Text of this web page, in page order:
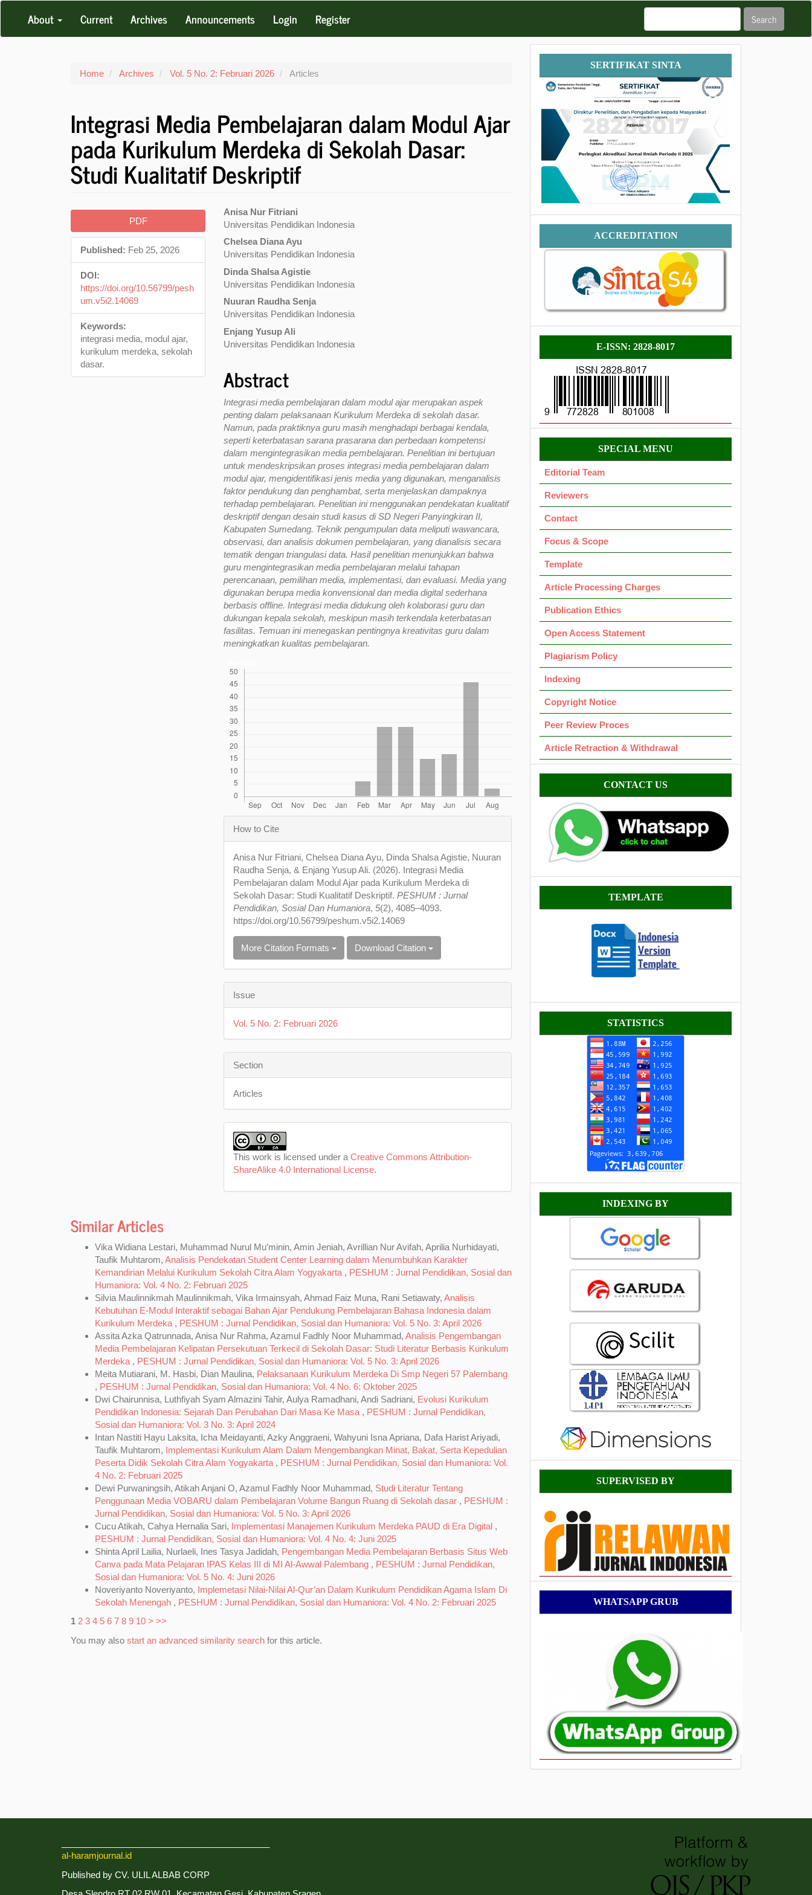
Navigation
About Current Archives Announcements Login Register Search
Home Archives Vol. 5 No. 2: Februari 2026 Articles
Integrasi Media Pembelajaran dalam Modul Ajar
pada Kurikulum Merdeka di Sekolah Dasar:
Studi Kualitatif Deskriptif
Article
Sidebar PDF
Published: Feb 25, 2026
DOI:
https://doi.org/10.56799/pesh
um.v5i2.14069
Keywords:
integrasi media, modul ajar,
kurikulum merdeka, sekolah
dasar.
Main
Article
Content
Anisa Nur Fitriani
Universitas Pendidikan Indonesia
Chelsea Diana Ayu
Universitas Pendidikan Indonesia
Dinda Shalsa Agistie
Universitas Pendidikan Indonesia
Nuuran Raudha Senja
Universitas Pendidikan Indonesia
Enjang Yusup Ali
Universitas Pendidikan Indonesia
Abstract
Integrasi media pembelajaran dalam modul ajar merupakan aspek
penting dalam pelaksanaan Kurikulum Merdeka di sekolah dasar.
Namun, pada praktiknya guru masih menghadapi berbagai kendala,
seperti keterbatasan sarana prasarana dan perbedaan kompetensi
dalam mengintegrasikan media pembelajaran. Penelitian ini bertujuan
untuk mendeskripsikan proses integrasi media pembelajaran dalam
modul ajar, mengidentifikasi jenis media yang digunakan, menganalisis
faktor pendukung dan penghambat, serta menjelaskan dampaknya
terhadap pembelajaran. Penelitian ini menggunakan pendekatan kualitatif
deskriptif dengan desain studi kasus di SD Negeri Panyingkiran II,
Kabupaten Sumedang. Teknik pengumpulan data meliputi wawancara,
observasi, dan analisis dokumen pembelajaran, yang dianalisis secara
tematik dengan triangulasi data. Hasil penelitian menunjukkan bahwa
guru mengintegrasikan media pembelajaran melalui tahapan
perencanaan, pemilihan media, implementasi, dan evaluasi. Media yang
digunakan berupa media konvensional dan media digital sederhana
berbasis offline. Integrasi media didukung oleh kolaborasi guru dan
dukungan kepala sekolah, meskipun masih terkendala keterbatasan
fasilitas. Temuan ini menegaskan pentingnya kreativitas guru dalam
meningkatkan kualitas pembelajaran.
Article
Details
How to Cite
Anisa Nur Fitriani, Chelsea Diana Ayu, Dinda Shalsa Agistie, Nuuran
Raudha Senja, & Enjang Yusup Ali. (2026). Integrasi Media
Pembelajaran dalam Modul Ajar pada Kurikulum Merdeka di
Sekolah Dasar: Studi Kualitatif Deskriptif.PESHUM : Jurnal
Pendidikan, Sosial Dan Humaniora,5(2), 4085–4093.
https://doi.org/10.56799/peshum.v5i2.14069
More Citation Formats Download Citation
Issue
Vol. 5 No. 2: Februari 2026
Section
Articles
This work is licensed under aCreative Commons Attribution-
ShareAlike 4.0 International License.
Similar Articles
Vika Widiana Lestari, Muhammad Nurul Mu’minin, Amin Jeniah, Avrillian Nur Avifah, Aprilia Nurhidayati,
Taufik Muhtarom, Analisis Pendekatan Student Center Learning dalam Menumbuhkan Karakter
Kemandirian Melalui Kurikulum Sekolah Citra Alam Yogyakarta , PESHUM : Jurnal Pendidikan, Sosial dan
Humaniora: Vol. 4 No. 2: Februari 2025
Silvia Maulinnikmah Maulinnikmah, Vika Irmainsyah, Ahmad Faiz Muna, Rani Setiawaty, Analisis
Kebutuhan E-Modul Interaktif sebagai Bahan Ajar Pendukung Pembelajaran Bahasa Indonesia dalam
Kurikulum Merdeka , PESHUM : Jurnal Pendidikan, Sosial dan Humaniora: Vol. 5 No. 3: April 2026
Assita Azka Qatrunnada, Anisa Nur Rahma, Azamul Fadhly Noor Muhammad, Analisis Pengembangan
Media Pembelajaran Kelipatan Persekutuan Terkecil di Sekolah Dasar: Studi Literatur Berbasis Kurikulum
Merdeka , PESHUM : Jurnal Pendidikan, Sosial dan Humaniora: Vol. 5 No. 3: April 2026
Meita Mutiarani, M. Hasbi, Dian Maulina, Pelaksanaan Kurikulum Merdeka Di Smp Negeri 57 Palembang
, PESHUM : Jurnal Pendidikan, Sosial dan Humaniora: Vol. 4 No. 6: Oktober 2025
Dwi Chairunnisa, Luthfiyah Syam Almazini Tahir, Aulya Ramadhani, Andi Sadriani, Evolusi Kurikulum
Pendidikan Indonesia: Sejarah Dan Perubahan Dari Masa Ke Masa , PESHUM : Jurnal Pendidikan,
Sosial dan Humaniora: Vol. 3 No. 3: April 2024
Intan Nastiti Hayu Laksita, Icha Meidayanti, Azky Anggraeni, Wahyuni Isna Apriana, Dafa Harist Ariyadi,
Taufik Muhtarom, Implementasi Kurikulum Alam Dalam Mengembangkan Minat, Bakat, Serta Kepedulian
Peserta Didik Sekolah Citra Alam Yogyakarta , PESHUM : Jurnal Pendidikan, Sosial dan Humaniora: Vol.
4 No. 2: Februari 2025
Dewi Purwaningsih, Atikah Anjani O, Azamul Fadhly Noor Muhammad, Studi Literatur Tentang
Penggunaan Media VOBARU dalam Pembelajaran Volume Bangun Ruang di Sekolah dasar , PESHUM :
Jurnal Pendidikan, Sosial dan Humaniora: Vol. 5 No. 3: April 2026
Cucu Atikah, Cahya Hernalia Sari, Implementasi Manajemen Kurikulum Merdeka PAUD di Era Digital ,
PESHUM : Jurnal Pendidikan, Sosial dan Humaniora: Vol. 4 No. 4: Juni 2025
Shinta April Lailia, Nurlaeli, Ines Tasya Jadidah, Pengembangan Media Pembelajaran Berbasis Situs Web
Canva pada Mata Pelajaran IPAS Kelas III di MI Al-Awwal Palembang , PESHUM : Jurnal Pendidikan,
Sosial dan Humaniora: Vol. 5 No. 4: Juni 2026
Noveriyanto Noveriyanto, Implemetasi Nilai-Nilai Al-Qur’an Dalam Kurikulum Pendidikan Agama Islam Di
Sekolah Menengah , PESHUM : Jurnal Pendidikan, Sosial dan Humaniora: Vol. 4 No. 2: Februari 2025
1 2 3 4 5 6 7 8 9 10 > >>
You may also start an advanced similarity search for this article.
Sertifikat
SINTA
SERTIFIKAT SINTA
Accreditation
ACCREDITATION
E-
ISSN
E-ISSN: 2828-8017
Menu
OK
SPECIAL MENU
Editorial Team
Reviewers
Contact
Focus & Scope
Template
Article Processing Charges
Publication Ethics
Open Access Statement
Plagiarism Policy
Indexing
Copyright Notice
Peer Review Proces
Article Retraction & Withdrawal
Contact CONTACT US
TemplateTEMPLATE
Statistik STATISTICS
IndexingINDEXING BY
Supervised
By
SUPERVISED BY
WhatsApp
Grub
WHATSAPP GRUB
al-haramjournal.id
Published by CV. ULIL ALBAB CORP